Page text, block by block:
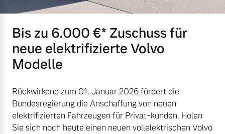
Bis zu 6.000 €⁠* Zuschuss für
neue elektrifizierte Volvo
Modelle
Rückwirkend zum 01. Januar 2026 fördert die
Bundesregierung die Anschaffung von neuen
elektrifizierten Fahrzeugen für Privat-kunden. Holen
Sie sich noch heute einen neuen vollelektrischen Volvo